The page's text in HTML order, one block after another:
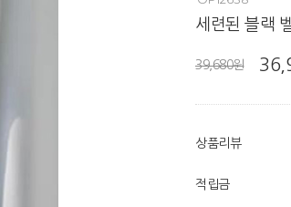
세련된 블랙
39,680원
상품리뷰
적립금